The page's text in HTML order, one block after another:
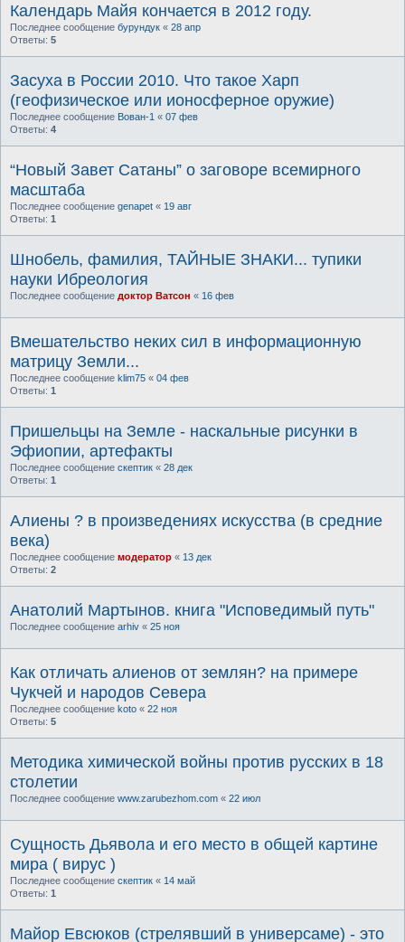
Календарь Майя кончается в 2012 году.
Последнее сообщение бурундук « 28 апр
Ответы: 5
Засуха в России 2010. Что такое Харп
(геофизическое или ионосферное оружие)
Последнее сообщение Вован-1 « 07 фев
Ответы: 4
“Новый Завет Сатаны” о заговоре всемирного
масштаба
Последнее сообщение genapet « 19 авг
Ответы: 1
Шнобель, фамилия, ТАЙНЫЕ ЗНАКИ... тупики
науки Ибреология
Последнее сообщение доктор Ватсон « 16 фев
Вмешательство неких сил в информационную
матрицу Земли...
Последнее сообщение klim75 « 04 фев
Ответы: 1
Пришельцы на Земле - наскальные рисунки в
Эфиопии, артефакты
Последнее сообщение скептик « 28 дек
Ответы: 1
Алиены ? в произведениях искусства (в средние
века)
Последнее сообщение модератор « 13 дек
Ответы: 2
Анатолий Мартынов. книга "Исповедимый путь"
Последнее сообщение arhiv « 25 ноя
Как отличать алиенов от землян? на примере
Чукчей и народов Севера
Последнее сообщение koto « 22 ноя
Ответы: 5
Методика химической войны против русских в 18
столетии
Последнее сообщение www.zarubezhom.com « 22 июл
Сущность Дьявола и его место в общей картине
мира ( вирус )
Последнее сообщение скептик « 14 май
Ответы: 1
Майор Евсюков (стрелявший в универсаме) - это